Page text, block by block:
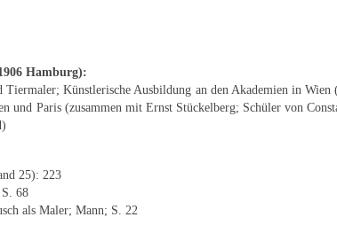
Hamburg):
Künstlerische Ausbildung an den Akademien in
und Paris (zusammen mit Ernst Stückelberg; Schüler von
25): 223
68
als Maler; Mann; S. 22